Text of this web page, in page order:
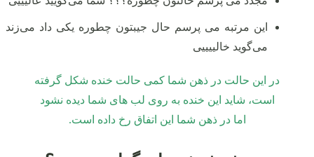
این مرتبه می‌ پرسم حال جیبتون چطوره یکی داد می‌زند
می‌گوید خالییییی
در این حالت در ذهن شما کمی حالت خنده شکل گرفته
است، شاید این خنده به روی لب‌ های شما دیده نشود
اما در ذهن شما این اتفاق رخ‌ داده است.